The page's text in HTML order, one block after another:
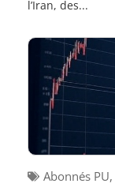
l’Iran, des...
Abonnés PU,